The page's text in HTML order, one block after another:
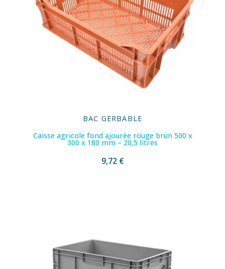
BAC GERBABLE
Caisse agricole fond ajourée rouge brun 500 x
300 x 180 mm – 20,5 litres
9,72 €